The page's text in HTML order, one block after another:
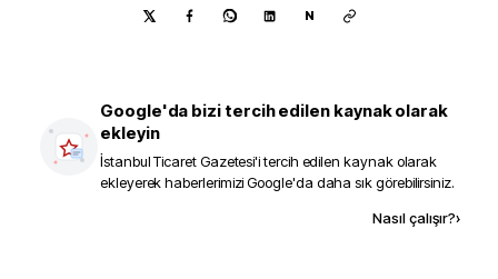
N
Google'da bizi tercih edilen kaynak olarak
ekleyin
İstanbul Ticaret Gazetesi'i tercih edilen kaynak olarak
ekleyerek haberlerimizi Google'da daha sık görebilirsiniz.
Nasıl çalışır?›